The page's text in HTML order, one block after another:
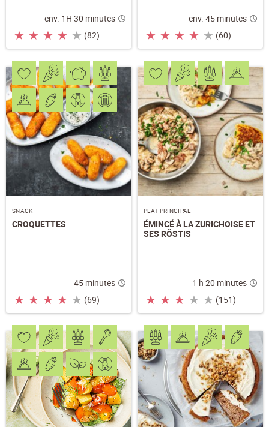
env. 1H 30 minutes
★ ★ ★ ★ ★ (82)
env. 45 minutes
★ ★ ★ ★ ★ (60)
SNACK
CROQUETTES
45 minutes
★ ★ ★ ★ ★ (69)
PLAT PRINCIPAL
ÉMINCÉ À LA ZURICHOISE ET
SES RÖSTIS
1 h 20 minutes
★ ★ ★ ★ ★ (151)